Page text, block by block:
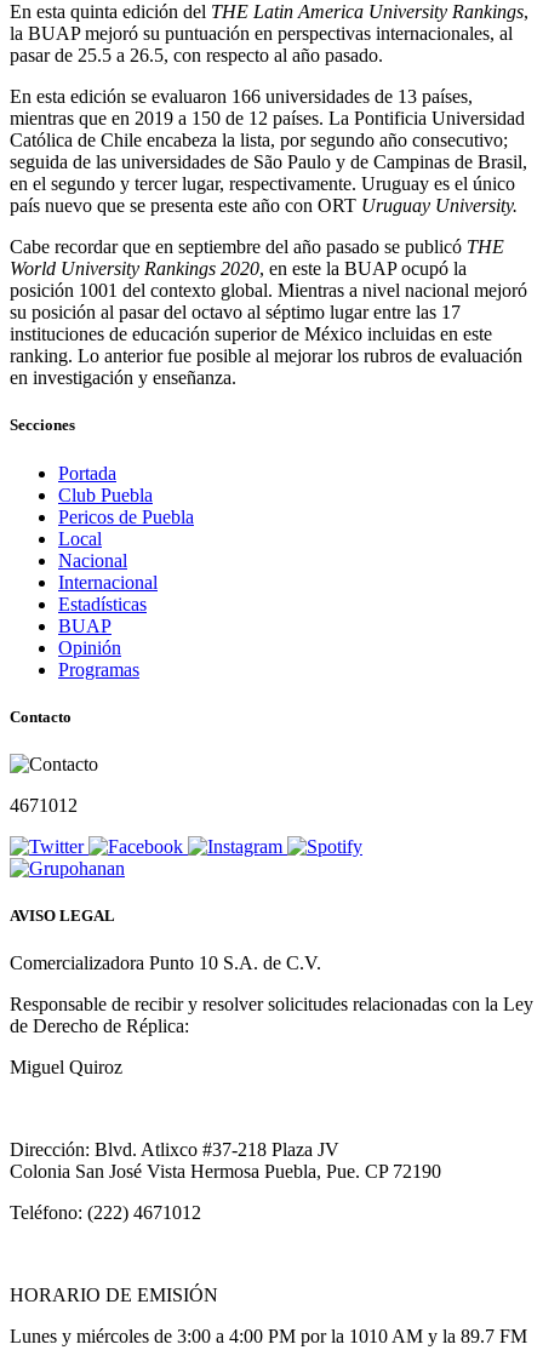
En esta quinta edición del THE Latin America University Rankings,
la BUAP mejoró su puntuación en perspectivas internacionales, al
pasar de 25.5 a 26.5, con respecto al año pasado.
En esta edición se evaluaron 166 universidades de 13 países,
mientras que en 2019 a 150 de 12 países. La Pontificia Universidad
Católica de Chile encabeza la lista, por segundo año consecutivo;
seguida de las universidades de São Paulo y de Campinas de Brasil,
en el segundo y tercer lugar, respectivamente. Uruguay es el único
país nuevo que se presenta este año con ORT Uruguay University.
Cabe recordar que en septiembre del año pasado se publicó THE
World University Rankings 2020, en este la BUAP ocupó la
posición 1001 del contexto global. Mientras a nivel nacional mejoró
su posición al pasar del octavo al séptimo lugar entre las 17
instituciones de educación superior de México incluidas en este
ranking. Lo anterior fue posible al mejorar los rubros de evaluación
en investigación y enseñanza.
Secciones
Portada
Club Puebla
Pericos de Puebla
Local
Nacional
Internacional
Estadísticas
BUAP
Opinión
Programas
Contacto
4671012
AVISO LEGAL
Comercializadora Punto 10 S.A. de C.V.
Responsable de recibir y resolver solicitudes relacionadas con la Ley
de Derecho de Réplica:
Miguel Quiroz
Dirección: Blvd. Atlixco #37-218 Plaza JV
Colonia San José Vista Hermosa Puebla, Pue. CP 72190
Teléfono: (222) 4671012
HORARIO DE EMISIÓN
Lunes y miércoles de 3:00 a 4:00 PM por la 1010 AM y la 89.7 FM